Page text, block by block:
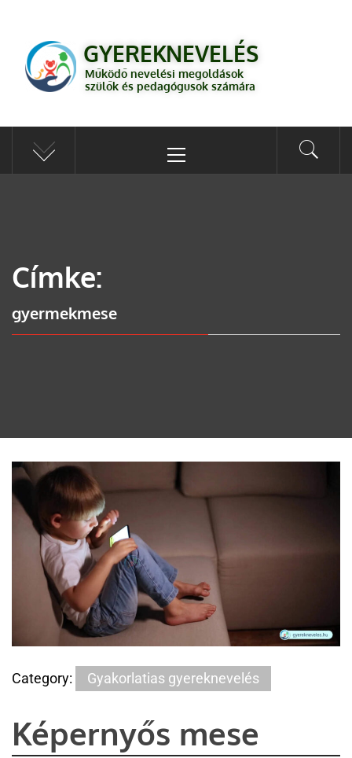
GYEREKNEVELÉS
számára
GYEREKNEVELÉS
Működő nevelési megoldások
szülők és pedagógusok számára
Címke:
gyermekmese
Category: Gyakorlatias gyereknevelés
Képernyős mese